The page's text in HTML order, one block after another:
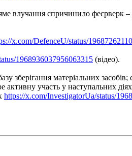
влучання спричинило феєрверк –
x.com/DefenceU/status/
1968936037956063315 (відео).
зберігання матеріальних
активну участь у наступальних
https://x.com/InvestigatorUa/status/